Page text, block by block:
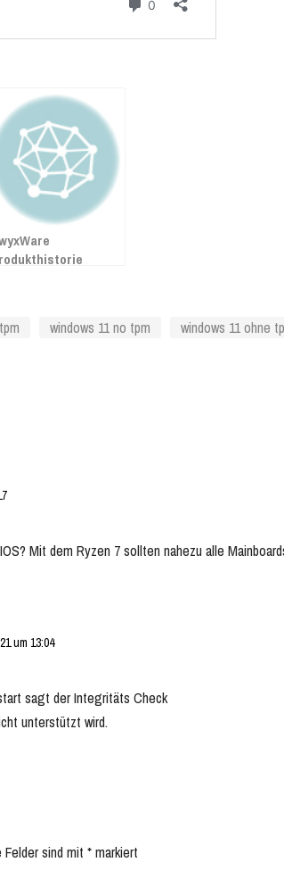
windows 11 no tpm windows 11 ohne
Mit dem Ryzen 7 sollten nahezu alle
um 13:04
sagt der Integritäts Check
unterstützt wird.
Felder sind mit *markiert